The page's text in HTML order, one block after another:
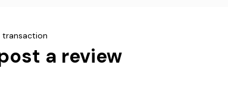
transaction
a review